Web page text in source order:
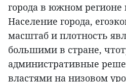
города в южном регионе
Население города,
масштаб и плотность
большими в стране,
административные
властями на низовом